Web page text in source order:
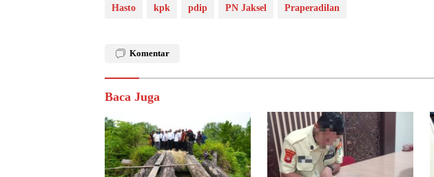
Hasto kpk pdip PN Jaksel Praperadilan
Komentar
Baca Juga